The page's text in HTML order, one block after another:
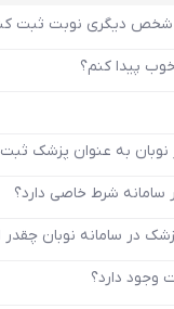
شخص دیگری نوبت ثبت
پیدا کنم؟
به عنوان پزشک ثبت
شرط خاصی دارد؟
در سامانه نوبان
وجود دارد؟